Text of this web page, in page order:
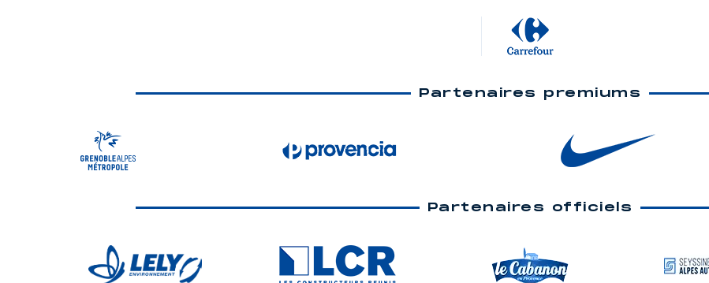
Partenaires premiums
Partenaires officiels